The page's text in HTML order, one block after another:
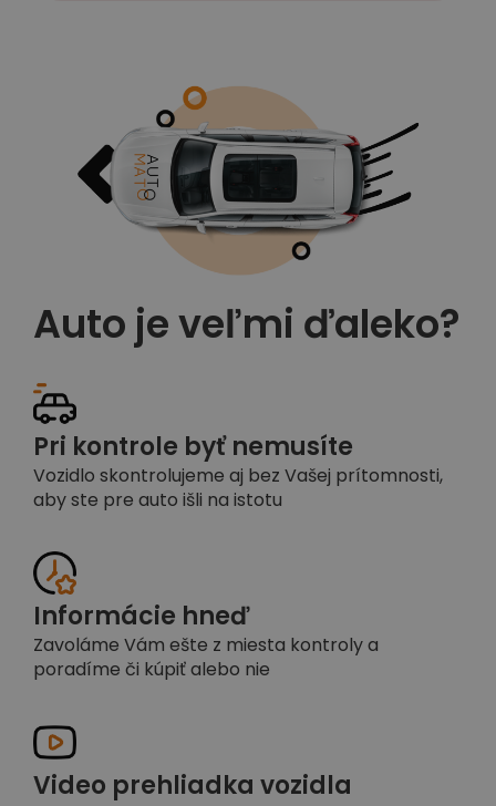
Auto je veľmi ďaleko?
Pri kontrole byť nemusíte
Vozidlo skontrolujeme aj bez Vašej prítomnosti,
aby ste pre auto išli na istotu
Informácie hneď
Zavoláme Vám ešte z miesta kontroly a
poradíme či kúpiť alebo nie
Video prehliadka vozidla